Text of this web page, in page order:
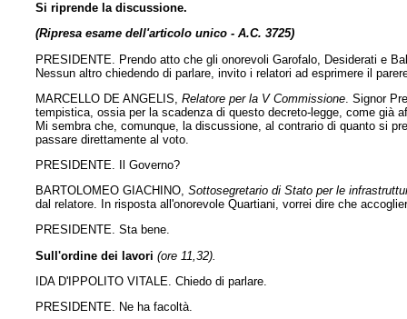
Si riprende la discussione.
(Ripresa esame dell'articolo unico - A.C. 3725)
PRESIDENTE. Prendo atto che gli onorevoli Garofalo, Desiderati e
Nessun altro chiedendo di parlare, invito i relatori ad esprimere il
MARCELLO DE ANGELIS,Relatore per la V Commissione . Signor
tempistica, ossia per la scadenza di questo decreto-legge, come già
Mi sembra che, comunque, la discussione, al contrario di quanto si
passare direttamente al voto.
PRESIDENTE. Il Governo?
BARTOLOMEO GIACHINO,Sottosegretario di Stato per le
dal relatore. In risposta all'onorevole Quartiani, vorrei dire che
PRESIDENTE. Sta bene.
Sull'ordine dei lavori (ore 11,32).
IDA D'IPPOLITO VITALE. Chiedo di parlare.
PRESIDENTE. Ne ha facoltà.